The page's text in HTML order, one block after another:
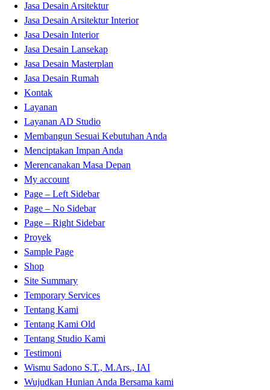
Jasa Desain Arsitektur
Jasa Desain Arsitektur Interior
Jasa Desain Interior
Jasa Desain Lansekap
Jasa Desain Masterplan
Jasa Desain Rumah
Kontak
Layanan
Layanan AD Studio
Membangun Sesuai Kebutuhan Anda
Menciptakan Impan Anda
Merencanakan Masa Depan
My account
Page – Left Sidebar
Page – No Sidebar
Page – Right Sidebar
Proyek
Sample Page
Shop
Site Summary
Temporary Services
Tentang Kami
Tentang Kami Old
Tentang Studio Kami
Testimoni
Wismu Sadono S.T., M.Ars., IAI
Wujudkan Hunian Anda Bersama kami